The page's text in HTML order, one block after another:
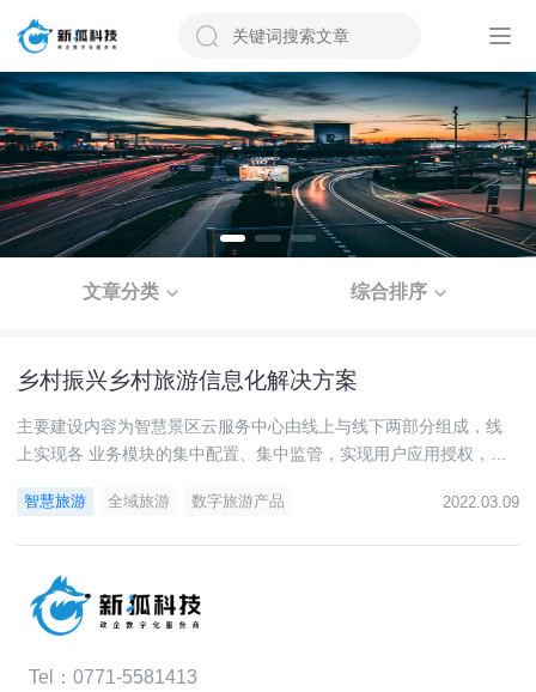
文章分类 综合排序
乡村振兴乡村旅游信息化解决方案
主要建设内容为智慧景区云服务中心由线上与线下两部分组成，线
上实现各 业务模块的集中配置、集中监管，实现用户应用授权，接
应用， 包括大数据大屏展示系统、视频融合监控系统、广播系统、
智慧旅游 全域旅游 数字旅游产品 2022.03.09
Tel： 0771-5581413